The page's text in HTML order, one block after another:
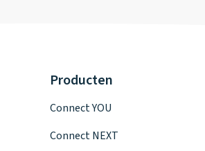
Producten
Connect YOU
Connect NEXT